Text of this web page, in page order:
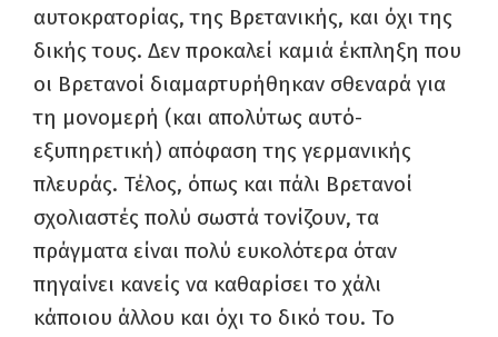
αυτοκρατορίας, της Βρετανικής, και όχι της
δικής τους. Δεν προκαλεί καμιά έκπληξη που
οι Βρετανοί διαμαρτυρήθηκαν σθεναρά για
τη μονομερή (και απολύτως αυτό-
εξυπηρετική) απόφαση της γερμανικής
πλευράς. Τέλος, όπως και πάλι Βρετανοί
σχολιαστές πολύ σωστά τονίζουν, τα
πράγματα είναι πολύ ευκολότερα όταν
πηγαίνει κανείς να καθαρίσει το χάλι
κάποιου άλλου και όχι το δικό του. Το